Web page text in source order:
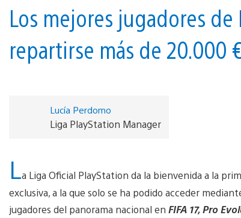
Los mejores jugadores
repartirse más de 20.000
Lucía Perdomo
Liga PlayStation Manager
La Liga Oficial PlayStation da la bienvenida a la
exclusiva, a la que solo se ha podido acceder
jugadores del panorama nacional en FIFA 17, Pro